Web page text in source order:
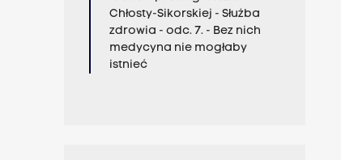
Chłosty-Sikorskiej - Służba
zdrowia - odc. 7. - Bez nich
medycyna nie mogłaby
istnieć